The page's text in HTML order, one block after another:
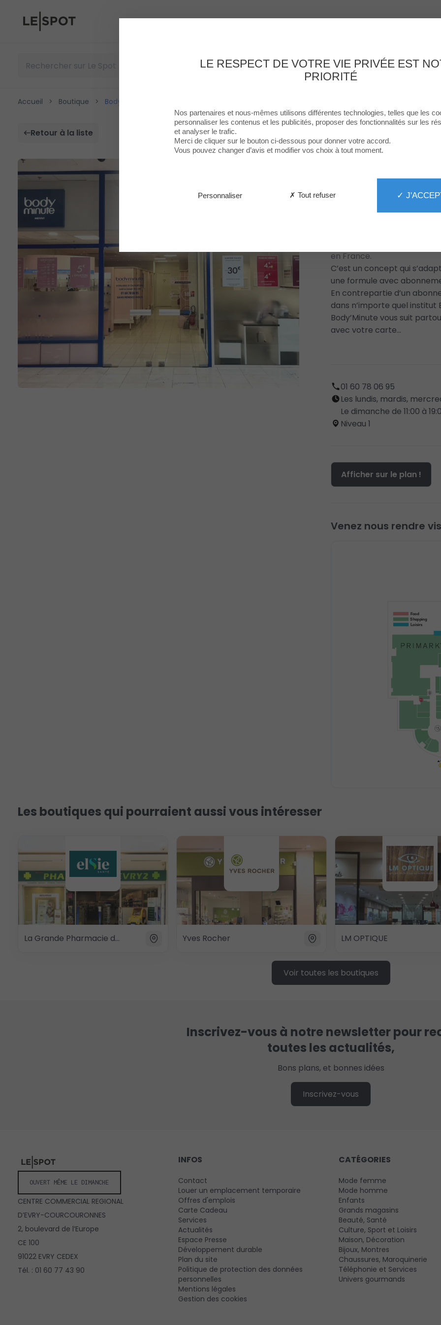
Le Spot
EnseignesFoodLoisirs & CultureServicesLe Centre
Accueil > Boutique > Body Minute
Retour à la liste
Body Minute Fermé
en France.
C’est un concept qui
une formule avec
En contrepartie d’un
dans n’importe quel institut
Body’Minute vous suit
avec votre carte…
01 60 78 06 95
Les lundis, mardis,
Le dimanche de 11:00 à
Niveau 1
Afficher sur le plan !
Venez nous rendre
Food
Shopping
Loisirs
Les boutiques qui pourraient aussi vous intéresser
La Grande Pharmacie d'Evry 2 Yves Rocher LM OPTIQUE
Voir toutes les boutiques
Inscrivez-vous à notre newsletter pour
toutes les actualités,
Bons plans, et bonnes idées
Inscrivez-vous
OUVERT MÊME LE DIMANCHE
CENTRE COMMERCIAL REGIONAL
D’EVRY-COURCOURONNES
2, boulevard de l’Europe
CE 100
91022 EVRY CEDEX
Tél. : 01 60 77 43 90
INFOS
Contact
Louer un emplacement temporaire
Offres d'emplois
Carte Cadeau
Services
Actualités
Espace Presse
Développement durable
Plan du site
Politique de protection des données
personnelles
Mentions légales
Gestion des cookies
CATÉGORIES
Mode femme
Mode homme
Enfants
Grands magasins
Beauté, Santé
Culture, Sport et Loisirs
Maison, Décoration
Bijoux, Montres
Chaussures, Maroquinerie
Téléphonie et Services
Univers gourmands
LE RESPECT DE VOTRE VIE PRIVÉE EST
PRIORITÉ
Nos partenaires et nous-mêmes utilisons différentes technologies, telles que les
personnaliser les contenus et les publicités, proposer des fonctionnalités sur les
et analyser le trafic.
Merci de cliquer sur le bouton ci-dessous pour donner votre accord.
Vous pouvez changer d’avis et modifier vos choix à tout moment.
✓
✗ Tout refuser
Personnaliser